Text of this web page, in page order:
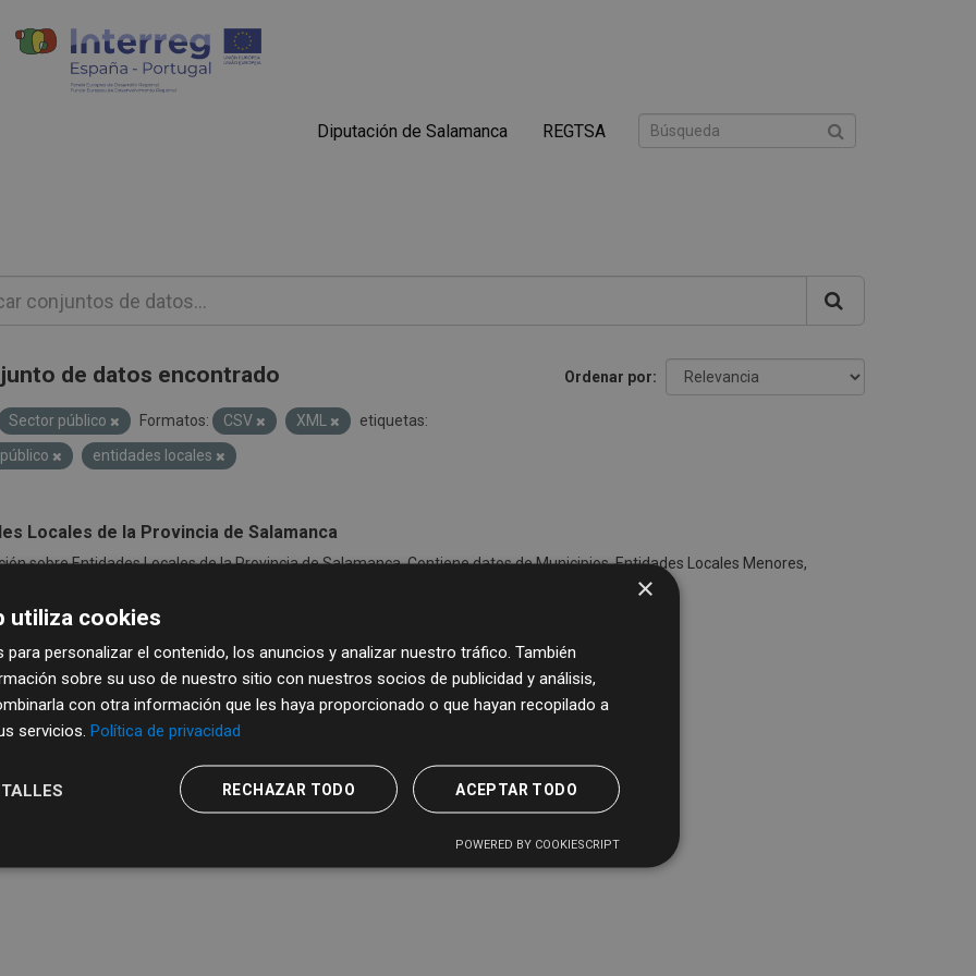
Diputación de Salamanca REGTSA
Ordenar por
de datos encontrado
Sector público Formatos: CSV XML
etiquetas:
entidades locales
Locales de la Provincia de Salamanca
sobre Entidades Locales de la Provincia de Salamanca. Contiene datos de Municipios, Entidades Locales Menores,
XML
×
utiliza cookies
para personalizar el contenido, los anuncios y analizar nuestro tráfico. También
sobre su uso de nuestro sitio con nuestros socios de publicidad y análisis,
con otra información que les haya proporcionado o que hayan recopilado a
servicios. Política de privacidad
ACEPTAR TODO
RECHAZAR TODO
POWERED BY COOKIESCRIPT